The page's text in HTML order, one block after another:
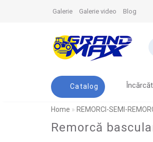
Galerie Galerie video Blog
Catalog
Home REMORCI-SEMI-
Remorcă